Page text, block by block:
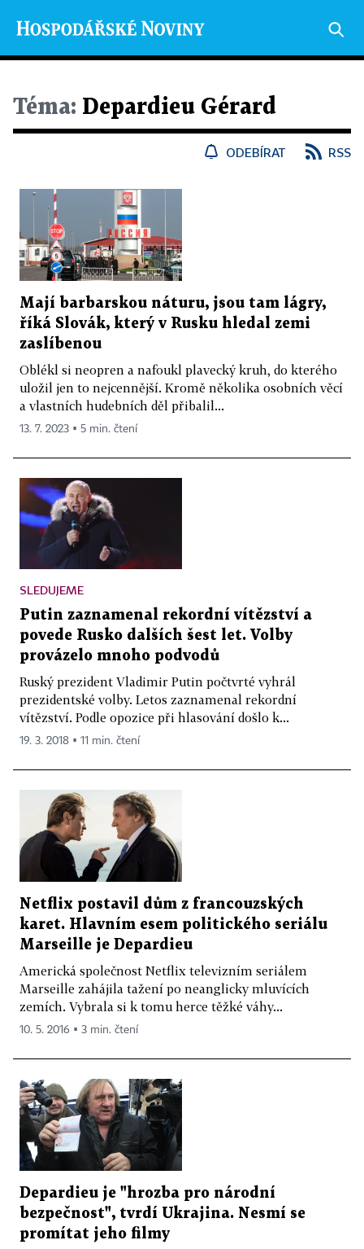
Téma: Depardieu Gérard
ODEBÍRAT RSS
Mají barbarskou náturu, jsou tam lágry,
říká Slovák, který v Rusku hledal zemi
zaslíbenou
Oblékl si neopren a nafoukl plavecký kruh, do kterého
uložil jen to nejcennější. Kromě několika osobních věcí
a vlastních hudebních děl přibalil...
13. 7. 2023 ▪ 5 min. čtení
SLEDUJEME
Putin zaznamenal rekordní vítězství a
povede Rusko dalších šest let. Volby
provázelo mnoho podvodů
Ruský prezident Vladimir Putin počtvrté vyhrál
prezidentské volby. Letos zaznamenal rekordní
vítězství. Podle opozice při hlasování došlo k...
19. 3. 2018 ▪ 11 min. čtení
Netflix postavil dům z francouzských
karet. Hlavním esem politického seriálu
Marseille je Depardieu
Americká společnost Netflix televizním seriálem
Marseille zahájila tažení po neanglicky mluvících
zemích. Vybrala si k tomu herce těžké váhy...
10. 5. 2016 ▪ 3 min. čtení
Depardieu je "hrozba pro národní
bezpečnost", tvrdí Ukrajina. Nesmí se
promítat jeho filmy